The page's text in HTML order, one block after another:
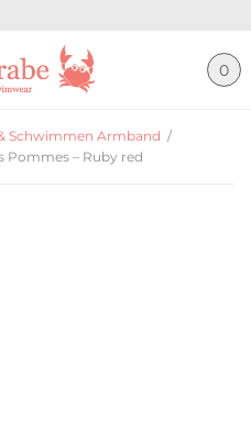
0
Schwimmen Armband /
– Ruby red